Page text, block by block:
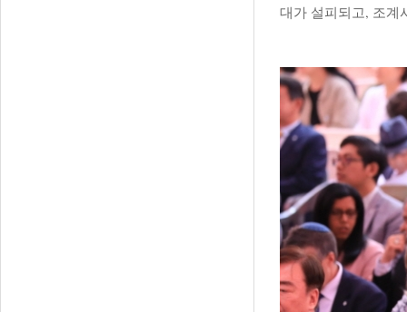
대가 설피되고, 조계